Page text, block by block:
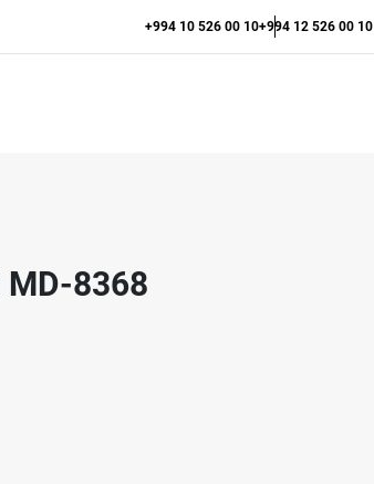
+994 10 526 00 10+994 12 526 00 10
8368